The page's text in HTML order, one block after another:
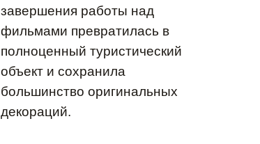
завершения работы над
фильмами превратилась в
полноценный туристический
объект и сохранила
большинство оригинальных
декораций.